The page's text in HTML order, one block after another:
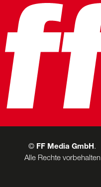
© FF Media GmbH.
Alle Rechte vorbehalten